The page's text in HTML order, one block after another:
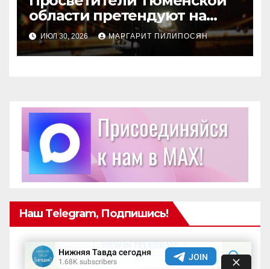
области претендуют на
награду Знание.Премия
ИЮЛ 30, 2026 МАРГАРИТ ПИЛИПОСЯН
Наш Telegram, Подпишись!